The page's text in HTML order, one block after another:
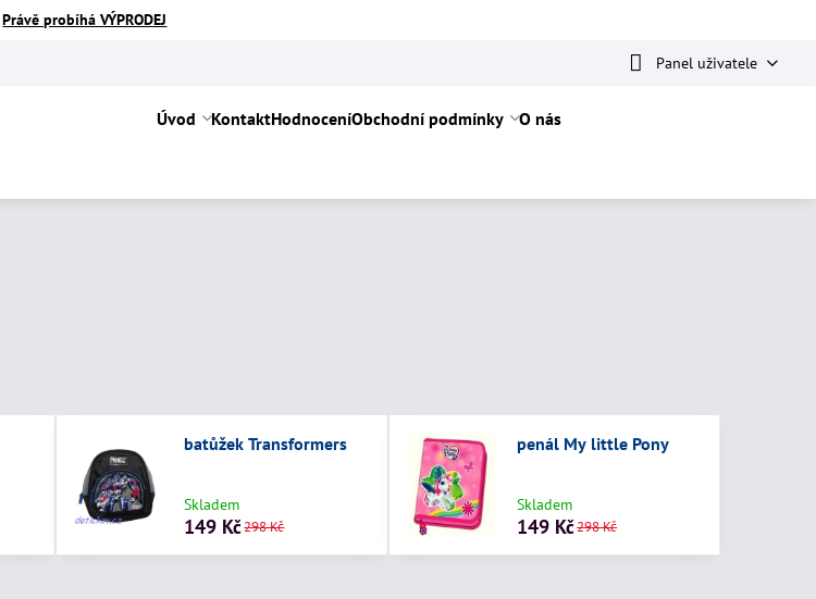
Právě probíhá VÝPRODEJ
Panel uživatele
Úvod KontaktHodnoceníObchodní podmínky O nás
batůžek Transformers
Skladem
149 Kč298 Kč
penál My little Pony
Skladem
149 Kč298 Kč